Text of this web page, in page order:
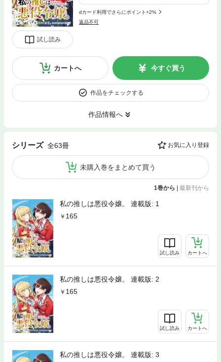
試し読み
dカード利用でさらにポイント+2%
返品不可
カートへ 今すぐ買う
作品をチェックする
作品情報へ
シリーズ 全63冊 お気に入り登録
未購入巻をまとめて買う
1巻から | 最新刊から
私の推しは悪役令嬢。 連載版: 1
165
試し読み カートへ
私の推しは悪役令嬢。 連載版: 2
165
試し読み カートへ
私の推しは悪役令嬢。 連載版: 3